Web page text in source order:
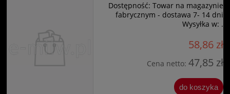
Dostępność: Towar na magazynie
fabrycznym - dostawa 7- 14 dni
Wysyłka w: .
58,86 zł
Cena netto: 47,85 zł
do koszyka